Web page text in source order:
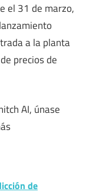
el 31 de marzo,
a la planta
precios de
AI, únase
de